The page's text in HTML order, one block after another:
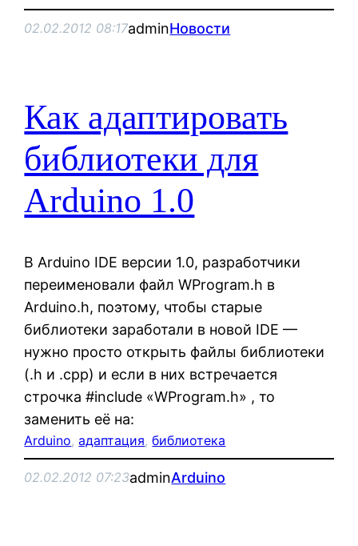
02.02.2012 08:17adminНовости
Как адаптировать
библиотеки для
Arduino 1.0
В Arduino IDE версии 1.0, разработчики
переименовали файл WProgram.h в
Arduino.h, поэтому, чтобы старые
библиотеки заработали в новой IDE —
нужно просто открыть файлы библиотеки
(.h и .cpp) и если в них встречается
строчка #include «WProgram.h» , то
заменить её на:
Arduino, адаптация, библиотека
02.02.2012 07:23adminArduino